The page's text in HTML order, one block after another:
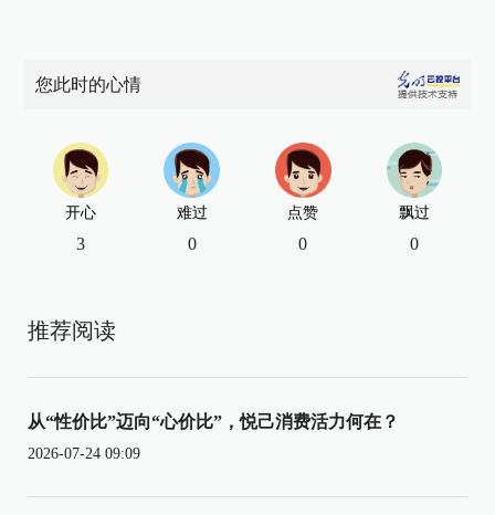
您此时的心情
开心
3
难过
0
点赞
0
飘过
0
推荐阅读
从“性价比”迈向“心价比”，悦己消费活力何在？
2026-07-24 09:09